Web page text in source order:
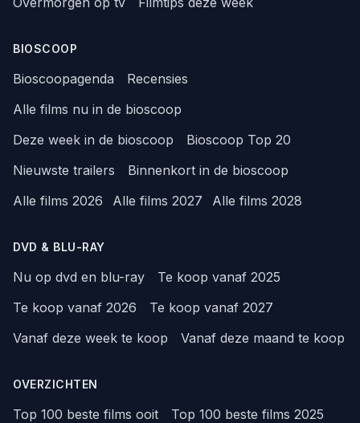
BIOSCOOP
Bioscoopagenda
Recensies
Alle films nu in de bioscoop
Deze week in de bioscoop
Bioscoop Top 20
Nieuwste trailers
Binnenkort in de bioscoop
Alle films 2026
Alle films 2027 Alle films 2028
DVD & BLU-RAY
Nu op dvd en blu-ray
Te koop vanaf 2025
Te koop vanaf 2026
Te koop vanaf 2027
Vanaf deze week te koop
Vanaf deze maand te koop
OVERZICHTEN
Top 100 beste films ooit
Top 100 beste films 2025